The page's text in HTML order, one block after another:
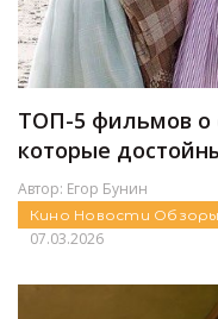
ТОП-5 фильмов о
которые
Автор: Егор Бунин
Кино Новости Обзоры
07.03.2026